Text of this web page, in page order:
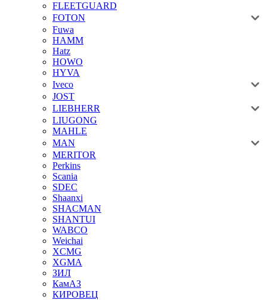
FLEETGUARD
FOTON
Fuwa
HAMM
Hatz
HOWO
HYVA
Iveco
JOST
LIEBHERR
LIUGONG
MAHLE
MAN
MERITOR
Perkins
Scania
SDEC
Shaanxi
SHACMAN
SHANTUI
WABCO
Weichai
XCMG
XGMA
ЗИЛ
КамАЗ
КИРОВЕЦ